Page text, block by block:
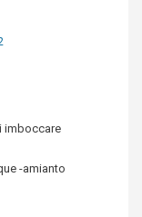
imboccare
-amianto